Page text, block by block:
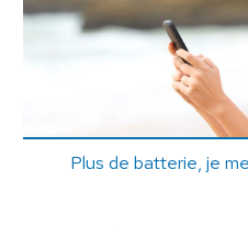
Plus de batterie, je